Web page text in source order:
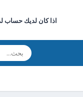
اذا كان لديك